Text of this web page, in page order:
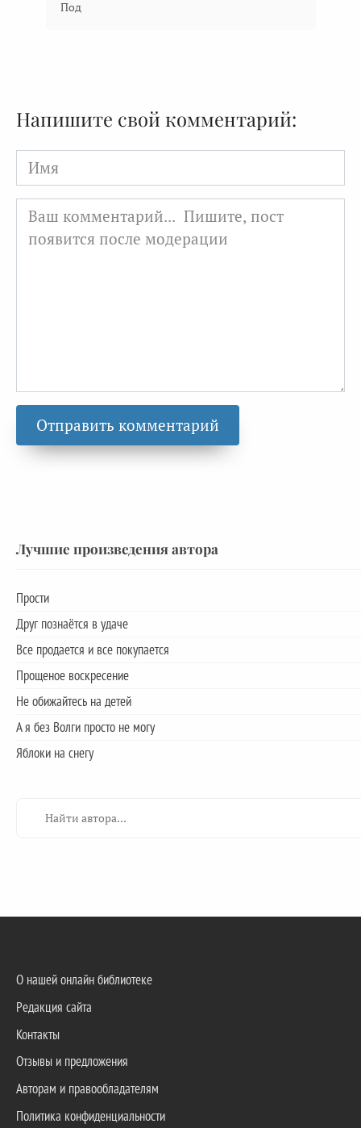
Под
Напишите свой комментарий:
Имя
Лучшие произведения автора
Прости
Друг познаётся в удаче
Все продается и все покупается
Прощеное воскресение
Не обижайтесь на детей
А я без Волги просто не могу
Яблоки на снегу
О нашей онлайн библиотеке
Редакция сайта
Контакты
Отзывы и предложения
Авторам и правообладателям
Политика конфиденциальности